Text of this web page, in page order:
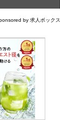
by 求人ボックス